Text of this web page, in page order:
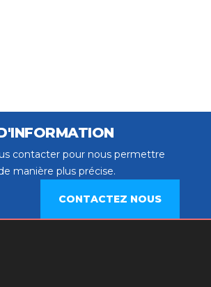
contacter pour nous permettre
manière plus précise.
CONTACTEZ NOUS